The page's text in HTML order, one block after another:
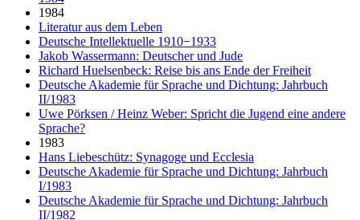
1984
Literatur aus dem Leben
Deutsche Intellektuelle 1910−1933
Jakob Wassermann: Deutscher und Jude
Richard Huelsenbeck: Reise bis ans Ende der Freiheit
Deutsche Akademie für Sprache und Dichtung: Jahrbuch
II/1983
Uwe Pörksen / Heinz Weber: Spricht die Jugend eine andere
Sprache?
1983
Hans Liebeschütz: Synagoge und Ecclesia
Deutsche Akademie für Sprache und Dichtung: Jahrbuch
I/1983
Deutsche Akademie für Sprache und Dichtung: Jahrbuch
II/1982